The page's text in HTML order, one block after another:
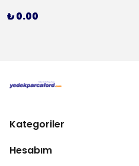
₺ 0.00
Kategoriler
Hesabım